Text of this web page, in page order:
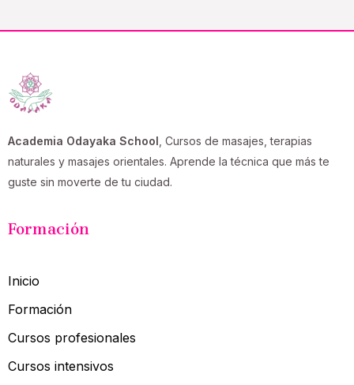
Academia Odayaka School , Cursos de masajes, terapias
naturales y masajes orientales. Aprende la técnica que más te
guste sin moverte de tu ciudad.
Formación
Inicio
Formación
Cursos profesionales
Cursos intensivos